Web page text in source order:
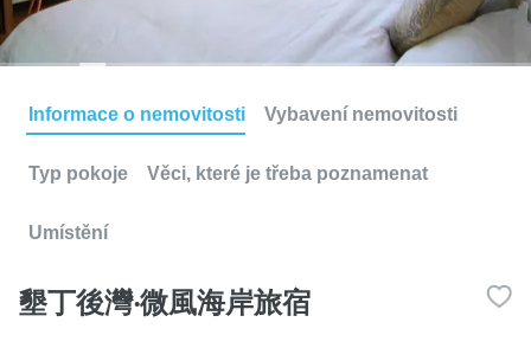
Informace o nemovitosti Vybavení nemovitosti
Typ pokoje Věci, které je třeba poznamenat
Umístění
墾丁後灣‧微風海岸旅宿